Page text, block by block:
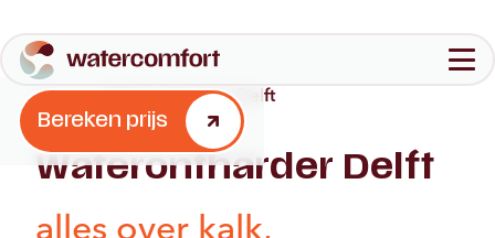
Configureer jouw waterontharder
Aantal personen in jouw huishouden
Waterontharders
Over ons
Bereken prijs
Home-Waterontharder Delft
Waterontharder Delft
alles over kalk,